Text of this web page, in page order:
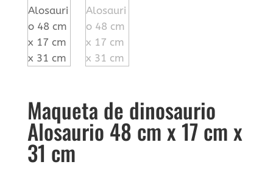
Maqueta de dinosaurio
Alosaurio 48 cm x 17 cm x
31 cm